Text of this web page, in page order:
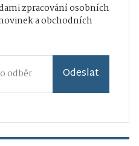
zpracování osobních
a obchodních
Odeslat